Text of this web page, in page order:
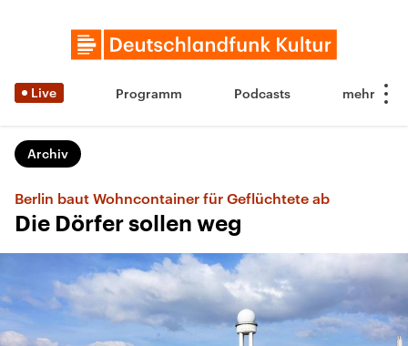
Live Programm Podcasts
Archiv
Berlin baut Wohncontainer für Geflüchtete ab
Die Dörfer sollen weg